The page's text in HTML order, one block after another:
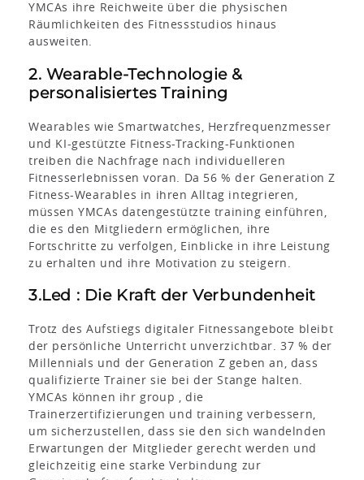
YMCAs ihre Reichweite über die physischen
Räumlichkeiten des Fitnessstudios hinaus
ausweiten.
2. Wearable-Technologie &
personalisiertes Training
Wearables wie Smartwatches, Herzfrequenzmesser
und KI-gestützte Fitness-Tracking-Funktionen
treiben die Nachfrage nach individuelleren
Fitnesserlebnissen voran. Da 56 % der Generation Z
Fitness-Wearables in ihren Alltag integrieren,
müssen YMCAs datengestützte training einführen,
die es den Mitgliedern ermöglichen, ihre
Fortschritte zu verfolgen, Einblicke in ihre Leistung
zu erhalten und ihre Motivation zu steigern.
3.Led : Die Kraft der Verbundenheit
Trotz des Aufstiegs digitaler Fitnessangebote bleibt
der persönliche Unterricht unverzichtbar. 37 % der
Millennials und der Generation Z geben an, dass
qualifizierte Trainer sie bei der Stange halten.
YMCAs können ihr group , die
Trainerzertifizierungen und training verbessern,
um sicherzustellen, dass sie den sich wandelnden
Erwartungen der Mitglieder gerecht werden und
gleichzeitig eine starke Verbindung zur